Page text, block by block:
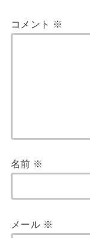
コメント ※
名前 ※
メール ※